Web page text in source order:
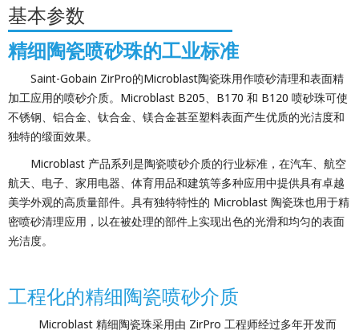
基本参数
精细陶瓷喷砂珠的工业标准
Saint-Gobain ZirPro的Microblast陶瓷珠用作喷砂清理和表面精
加工应用的喷砂介质。Microblast B205、B170 和 B120 喷砂珠可使
不锈钢、铝合金、钛合金、镁合金甚至塑料表面产生优质的光洁度和
独特的缎面效果。
Microblast 产品系列是陶瓷喷砂介质的行业标准，在汽车、航空
航天、电子、家用电器、体育用品和建筑等多种应用中提供具有卓越
美学外观的高质量部件。具有独特特性的 Microblast 陶瓷珠也用于精
密喷砂清理应用，以在被处理的部件上实现出色的光滑和均匀的表面
光洁度。
工程化的精细陶瓷喷砂介质
Microblast 精细陶瓷珠采用由 ZirPro 工程师经过多年开发而